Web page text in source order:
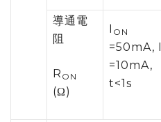
導通電
阻
R ON
(Ω)
I ON
=50mA, I
=10mA,
t<1s